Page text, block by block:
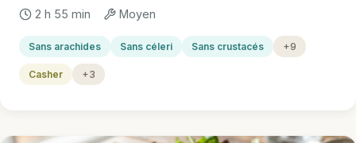
2 h 55 min Moyen
Sans arachides Sans céleri Sans crustacés +9
Casher +3